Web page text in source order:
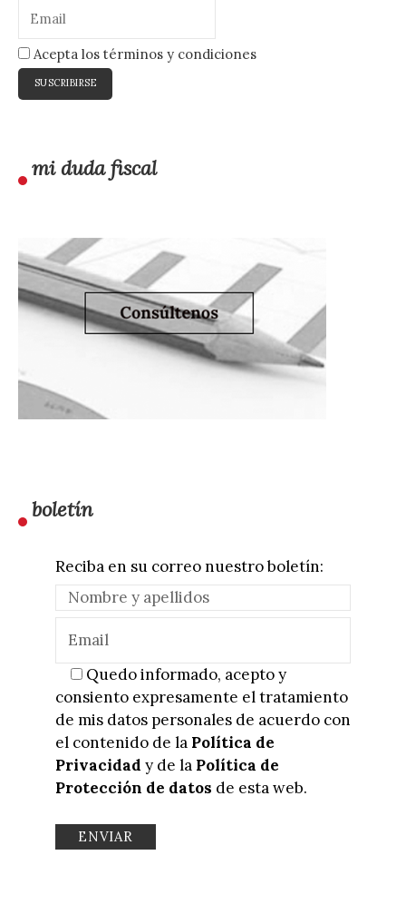
Acepta los términos y condiciones
mi duda fiscal
boletín
Reciba en su correo nuestro boletín:
Quedo informado, acepto y
consiento expresamente el tratamiento
de mis datos personales de acuerdo con
el contenido de la Política de
Privacidad y de la Política de
Protección de datos de esta web.